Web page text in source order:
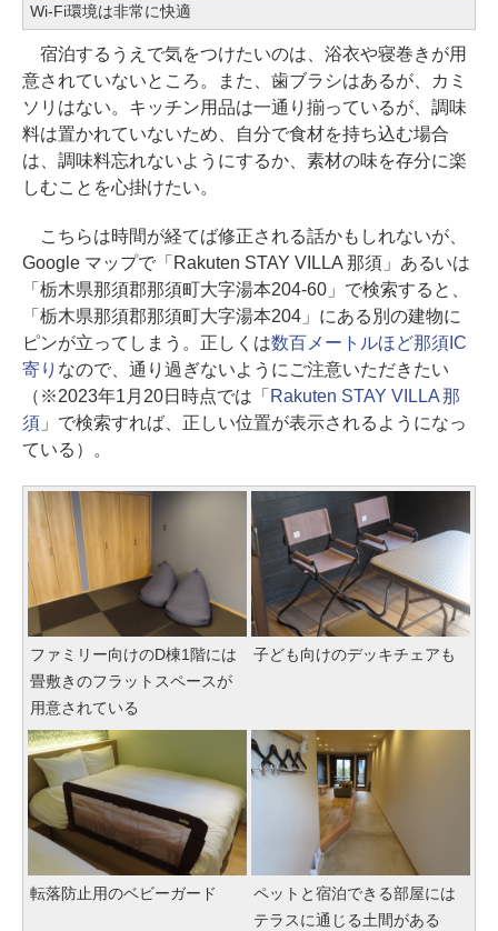
Wi-Fi環境は非常に快適
宿泊するうえで気をつけたいのは、浴衣や寝巻きが用
意されていないところ。また、歯ブラシはあるが、カミ
ソリはない。キッチン用品は一通り揃っているが、調味
料は置かれていないため、自分で食材を持ち込む場合
は、調味料忘れないようにするか、素材の味を存分に楽
しむことを心掛けたい。
こちらは時間が経てば修正される話かもしれないが、
Google マップで「Rakuten STAY VILLA 那須」あるいは
「栃木県那須郡那須町大字湯本204-60」で検索すると、
「栃木県那須郡那須町大字湯本204」にある別の建物に
ピンが立ってしまう。正しくは数百メートルほど那須IC
寄り なので、通り過ぎないようにご注意いただきたい
（※2023年1月20日時点では「 Rakuten STAY VILLA 那
須 」で検索すれば、正しい位置が表示されるようになっ
ている）。
ファミリー向けのD棟1階には
畳敷きのフラットスペースが
用意されている
子ども向けのデッキチェアも
転落防止用のベビーガード
ペットと宿泊できる部屋には
テラスに通じる土間がある